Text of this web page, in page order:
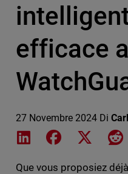
efficace
27 Novembre 2024 Di
Share on LinkedIn
Share onShare
Que vous proposiez